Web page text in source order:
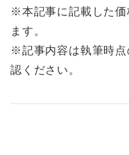
※本記事に記載した
ます。
※記事内容は執筆時
認ください。